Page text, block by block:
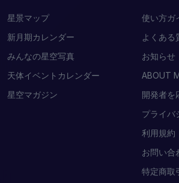
星景マップ
新月期カレンダー
みんなの星空写真
天体イベントカレンダー
星空マガジン
使い方ガ
よくある
お知らせ
ABOUT
開発者を
プライバ
利用規約
お問い合
特定商取